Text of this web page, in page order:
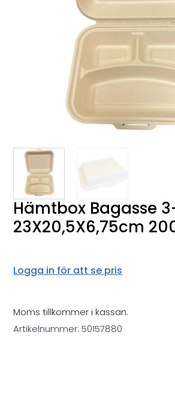
Hämtbox Bagasse
23X20,5X6,75cm
Logga in för att se pris
Moms tillkommer i kassan.
Artikelnummer:50157880